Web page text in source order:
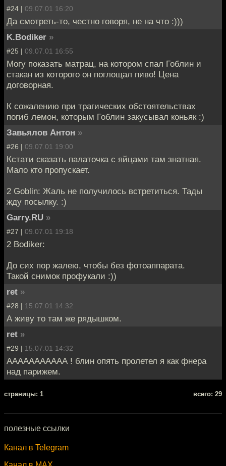
#24 | 09.07.01 16:20
Да смотреть-то, честно говоря, не на что :)))
K.Bodiker »
#25 | 09.07.01 16:55
Могу показать матрац, на котором спал Гоблин и
стакан из которого он поглощал пиво! Цена
договорная.
К сожалению при трагических обстоятельствах
погиб лемон, которым Гоблин закусывал коньяк :)
Завьялов Антон »
#26 | 09.07.01 19:00
Кстати сказать палаточка с яйцами там знатная.
Мало кто пропускает.
2 Goblin: Жаль не получилось встретиться. Тады
жду посылку. :)
Garry.RU »
#27 | 09.07.01 19:18
2 Bodiker:
До сих пор жалею, чтобы без фотоаппарата.
Такой снимок профукали :))
ret »
#28 | 15.07.01 14:32
А живу то там же рядышком.
ret »
#29 | 15.07.01 14:32
ААААААААААА ! блин опять пролетел я как фнера
над парижем.
cтраницы: 1 всего: 29
полезные ссылки
Канал в Telegram